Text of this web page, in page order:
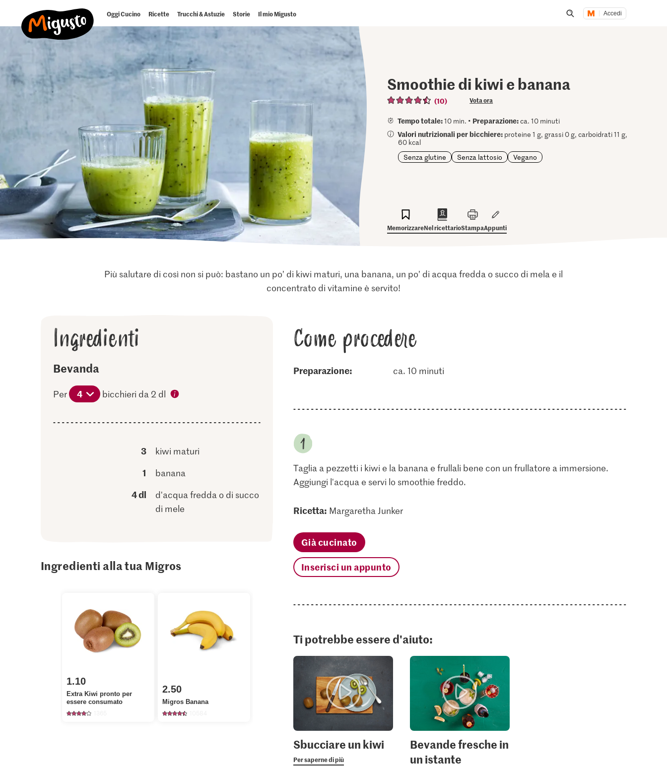
Oggi Cucino Ricette Trucchi & Astuzie Storie Il mio Migusto Accedi
Smoothie di kiwi e banana
(10) Vota ora
Tempo totale:10 min. • Preparazione:ca. 10 minuti
Valori nutrizionali per bicchiere: proteine 1 g, grassi 0 g, carboidrati 11 g,
60 kcal
Senza glutine
Senza lattosio Vegano
MemorizzareNel ricettarioStampaAppunti
Più salutare di così non si può: bastano un po’ di kiwi maturi, una banana, un po’ di acqua fredda o succo di mela e il
concentrato di vitamine è servito!
Ingredienti
Bevanda
Per 4 bicchieri da 2 dl
3 kiwi maturi
1 banana
4 dl
d'acqua fredda o di succo
di mele
Ingredienti alla tua Migros
1.10
Extra Kiwi pronto per
essere consumato
2.50
Migros Banana
Come procedere
Preparazione: ca. 10 minuti
Taglia a pezzetti i kiwi e la banana e frullali bene con un frullatore a immersione.
Aggiungi l'acqua e servi lo smoothie freddo.
Ricetta: Margaretha Junker
Già cucinato
Inserisci un appunto
Ti potrebbe essere d'aiuto:
Sbucciare un kiwi
Per saperne di più
Bevande fresche in
un istante